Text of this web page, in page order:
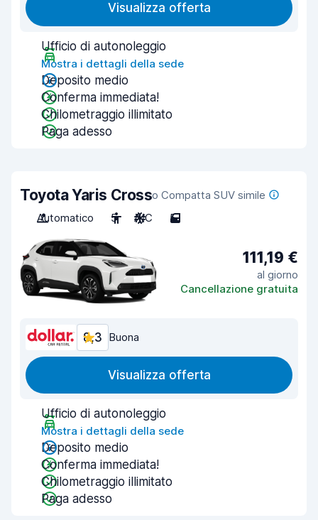
Visualizza offerta
Ufficio di autonoleggio
Mostra i dettagli della sede
Deposito medio
Conferma immediata!
Chilometraggio illimitato
Paga adesso
Toyota Yaris Crosso Compatta SUV simile
Automatico
5 A/C 5
111,19 €
al giorno
Cancellazione gratuita
8,3 Buona
Visualizza offerta
Ufficio di autonoleggio
Mostra i dettagli della sede
Deposito medio
Conferma immediata!
Chilometraggio illimitato
Paga adesso